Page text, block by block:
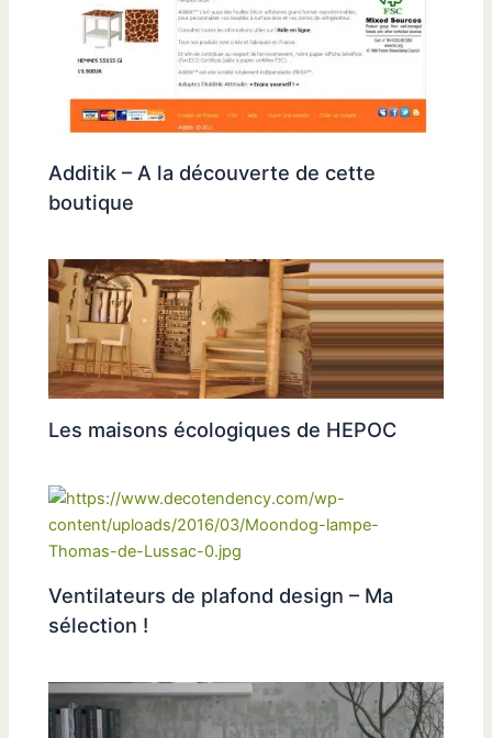
Additik – A la découverte de cette
boutique
Les maisons écologiques de HEPOC
Ventilateurs de plafond design – Ma
sélection !